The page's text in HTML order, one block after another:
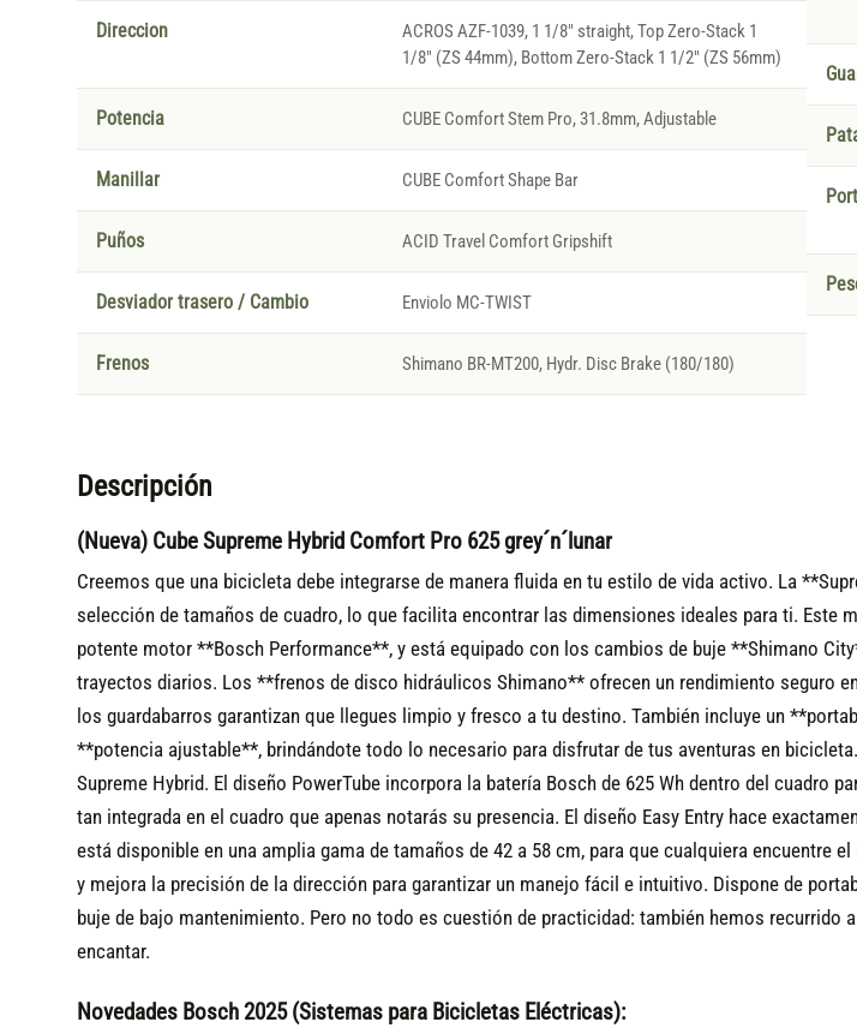
Direccion
ACROS AZF-1039, 1 1/8" straight, Top Zero-Stack 1
1/8" (ZS 44mm), Bottom Zero-Stack 1 1/2" (ZS 56mm)
Potencia CUBE Comfort Stem Pro, 31.8mm, Adjustable
Manillar CUBE Comfort Shape Bar
Puños ACID Travel Comfort Gripshift
Desviador trasero / Cambio Enviolo MC-TWIST
Frenos Shimano BR-MT200, Hydr. Disc Brake (180/180)
Descripción
(Nueva) Cube Supreme Hybrid Comfort Pro 625 grey´n´lunar
Creemos que una bicicleta debe integrarse de manera fluida en tu estilo de vida activo. La
selección de tamaños de cuadro, lo que facilita encontrar las dimensiones ideales para ti. Este
potente motor **Bosch Performance**, y está equipado con los cambios de buje **Shimano
trayectos diarios. Los **frenos de disco hidráulicos Shimano** ofrecen un rendimiento seguro
los guardabarros garantizan que llegues limpio y fresco a tu destino. También incluye un
**potencia ajustable**, brindándote todo lo necesario para disfrutar de tus aventuras en bicicleta.
Supreme Hybrid. El diseño PowerTube incorpora la batería Bosch de 625 Wh dentro del cuadro
tan integrada en el cuadro que apenas notarás su presencia. El diseño Easy Entry hace
está disponible en una amplia gama de tamaños de 42 a 58 cm, para que cualquiera
y mejora la precisión de la dirección para garantizar un manejo fácil e intuitivo. Dispone de
buje de bajo mantenimiento. Pero no todo es cuestión de practicidad: también hemos
encantar.
Novedades Bosch 2025 (Sistemas para Bicicletas Eléctricas):